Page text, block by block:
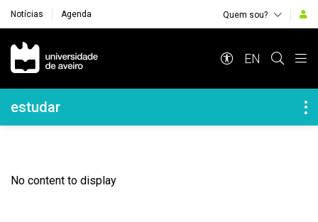
Notícias Agenda Quem sou?
Navegação Principal
EN
Navegação Lateral
estudar
No content to display